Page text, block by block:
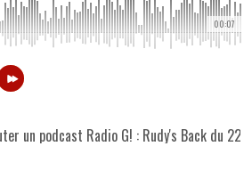
00:07
un podcast Radio G! : Rudy's Back du 22